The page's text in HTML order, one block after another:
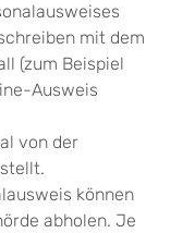
mit dem
(zum Beispiel
Ausweis
von der
können
abholen. Je